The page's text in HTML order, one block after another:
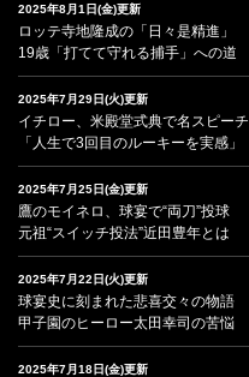
2025年8月1日(金)更新
ロッテ寺地隆成の「日々是精進」
19歳「打てて守れる捕手」への道
2025年7月29日(火)更新
イチロー、米殿堂式典で名スピーチ
「人生で3回目のルーキーを実感」
2025年7月25日(金)更新
鷹のモイネロ、球宴で“両刀”投球
元祖“スイッチ投法”近田豊年とは
2025年7月22日(火)更新
球宴史に刻まれた悲喜交々の物語
甲子園のヒーロー太田幸司の苦悩
2025年7月18日(金)更新